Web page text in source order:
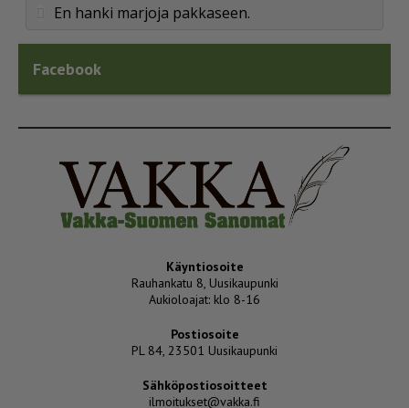
En hanki marjoja pakkaseen.
Facebook
Käyntiosoite
Rauhankatu 8, Uusikaupunki
Aukioloajat: klo 8-16
Postiosoite
PL 84, 23501 Uusikaupunki
Sähköpostiosoitteet
ilmoitukset@vakka.fi